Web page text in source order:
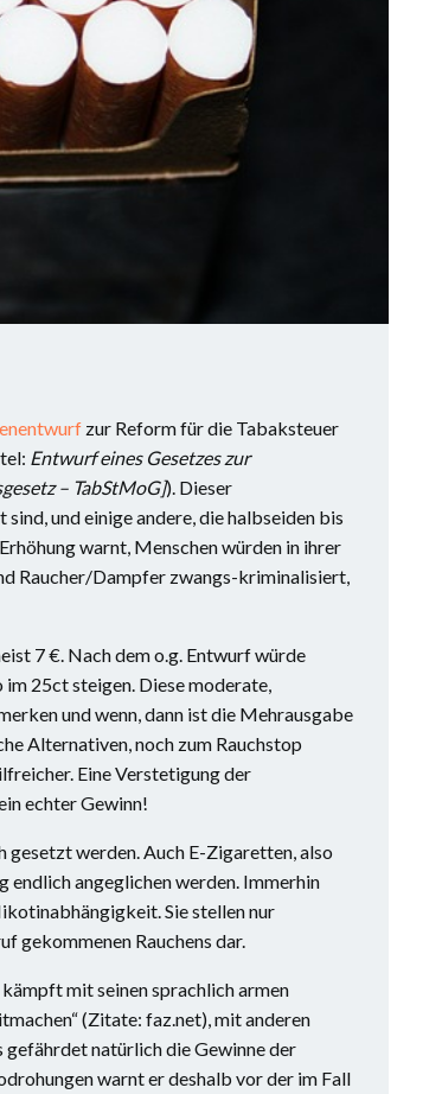
zur Reform für die Tabaksteuer
Entwurf eines Gesetzes zur
– TabStMoG]). Dieser
und einige andere, die halbseiden bis
warnt, Menschen würden in ihrer
Raucher/Dampfer zwangs-kriminalisiert,
7 €. Nach dem o.g. Entwurf würde
25ct steigen. Diese moderate,
und wenn, dann ist die Mehrausgabe
Alternativen, noch zum Rauchstop
Eine Verstetigung der
echter Gewinn!
werden. Auch E-Zigaretten, also
angeglichen werden. Immerhin
Sie stellen nur
gekommenen Rauchens dar.
mit seinen sprachlich armen
(Zitate: faz.net), mit anderen
gefährdet natürlich die Gewinne der
warnt er deshalb vor der im Fall